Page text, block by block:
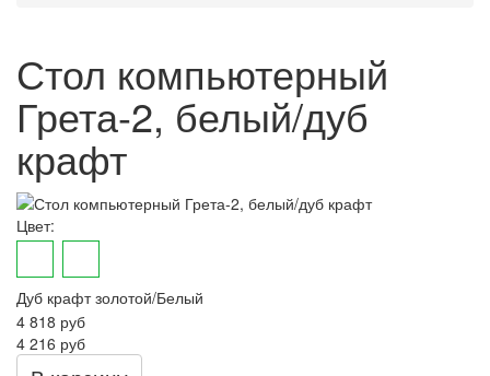
Стол компьютерный
Грета-2, белый/дуб
крафт
Цвет:
Дуб крафт золотой/Белый
4 818 руб
4 216 руб